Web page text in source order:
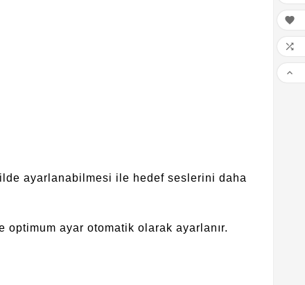
ayarlanabilmesi ile hedef seslerini daha
ayar otomatik olarak ayarlanır.


